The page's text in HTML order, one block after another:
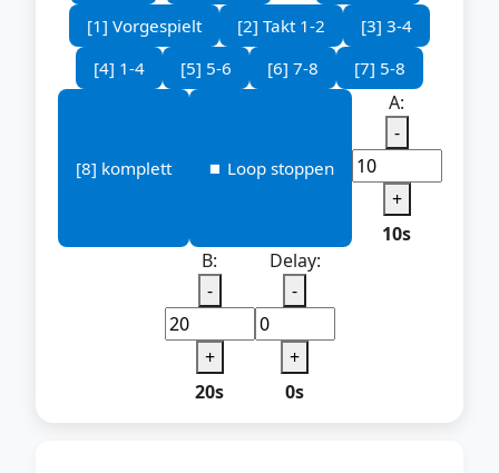
[1] Vorgespielt
[2] Takt 1-2
[3] 3-4
[4] 1-4
[5] 5-6 [6] 7-8 [7] 5-8
[8] komplett ⏹️ Loop stoppen
A:
-
+
10s
B:
-
+
20s
Delay:
-
+
0s